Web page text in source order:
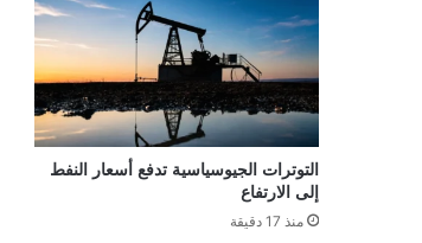
التوترات الجيوسياسية تدفع أسعار النفط
إلى الارتفاع
منذ 17 دقيقة